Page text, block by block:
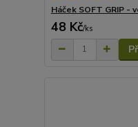
Háček SOFT GRIP -
48 Kč/ks